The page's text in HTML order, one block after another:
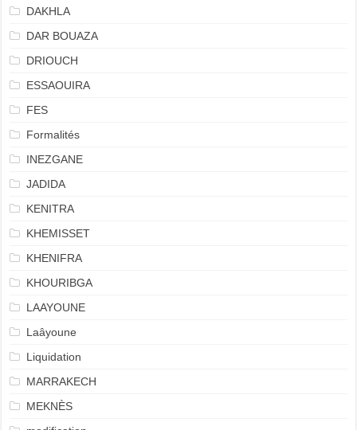
DAKHLA
DAR BOUAZA
DRIOUCH
ESSAOUIRA
FES
Formalités
INEZGANE
JADIDA
KENITRA
KHEMISSET
KHENIFRA
KHOURIBGA
LAAYOUNE
Laâyoune
Liquidation
MARRAKECH
MEKNÈS